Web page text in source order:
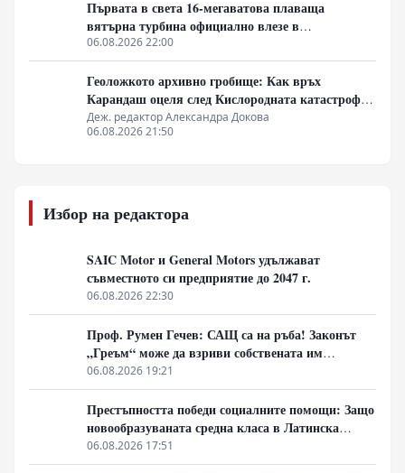
Първата в света 16-мегаватова плаваща
вятърна турбина официално влезе в
експлоатация
06.08.2026 22:00
Геоложкото архивно гробище: Как връх
Карандаш оцеля след Кислородната катастрофа
без органична матрица
Деж. редактор Александра Докова
06.08.2026 21:50
Избор на редактора
SAIC Motor и General Motors удължават
съвместното си предприятие до 2047 г.
06.08.2026 22:30
Проф. Румен Гечев: САЩ са на ръба! Законът
„Греъм“ може да взриви собствената им
икономика!
06.08.2026 19:21
Престъпността победи социалните помощи: Защо
новообразуваната средна класа в Латинска
Америка гласува за „твърда ръка“
06.08.2026 17:51